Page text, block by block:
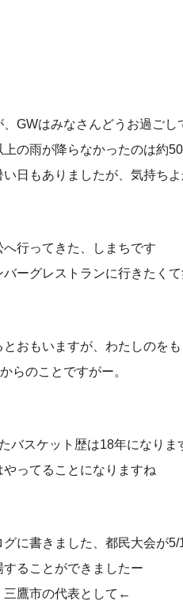
GWはみなさんどうお過ごし
の雨が降らなかったのは約
日もありましたが、気持ち
行ってきた、しまちです
ーグレストランに行きたくて
おもいますが、わたしのをも
らのことですがー。
バスケット歴は18年になりま
ってることになりますね
に書きました、都民大会が5/
ることができましたー
三鷹市の代表として←